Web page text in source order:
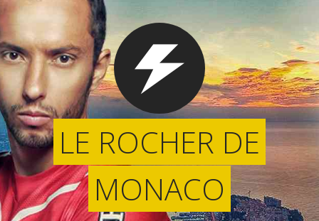
LE ROCHER DE
MONACO